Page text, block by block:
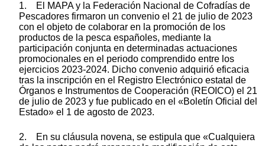
1. El MAPA y la Federación Nacional de Cofradías de
Pescadores firmaron un convenio el 21 de julio de 2023
con el objeto de colaborar en la promoción de los
productos de la pesca españoles, mediante la
participación conjunta en determinadas actuaciones
promocionales en el periodo comprendido entre los
ejercicios 2023-2024. Dicho convenio adquirió eficacia
tras la inscripción en el Registro Electrónico estatal de
Órganos e Instrumentos de Cooperación (REOICO) el 21
de julio de 2023 y fue publicado en el «Boletín Oficial del
Estado» el 1 de agosto de 2023.
2. En su cláusula novena, se estipula que «Cualquiera